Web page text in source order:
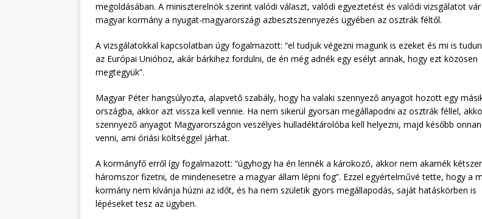
megoldásában. A miniszterelnök szerint valódi választ, valódi egyeztetést és valódi vizsgálatot vár
magyar kormány a nyugat-magyarországi azbesztszennyezés ügyében az osztrák féltől.
A vizsgálatokkal kapcsolatban úgy fogalmazott: “el tudjuk végezni magunk is ezeket és mi is
az Európai Unióhoz, akár bárkihez fordulni, de én még adnék egy esélyt annak, hogy ezt közösen
megtegyük”.
Magyar Péter hangsúlyozta, alapvető szabály, hogy ha valaki szennyező anyagot hozott egy
országba, akkor azt vissza kell vennie. Ha nem sikerül gyorsan megállapodni az osztrák féllel,
szennyező anyagot Magyarországon veszélyes hulladéktárolóba kell helyezni, majd később
venni, ami óriási költséggel járhat.
A kormányfő erről így fogalmazott: “úgyhogy ha én lennék a károkozó, akkor nem akarnék
háromszor fizetni, de mindenesetre a magyar állam lépni fog”. Ezzel egyértelművé tette, hogy a
kormány nem kívánja húzni az időt, és ha nem születik gyors megállapodás, saját hatáskörben is
lépéseket tesz az ügyben.